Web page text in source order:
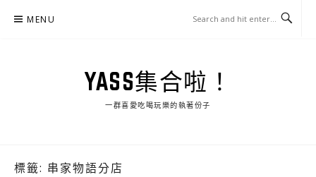
MENU
YASS集合啦！
一群喜愛吃喝玩樂的執著份子
標籤: 串家物語分店